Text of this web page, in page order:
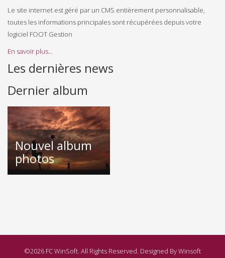
Le site internet est géré par un CMS entièrement personnalisable,
toutes les informations principales sont récupérées depuis votre
logiciel FOOT Gestion
En savoir plus...
Les dernières news
Dernier album
Nouvel album
photos
©2026 FC WinSoft. All Rights Reserved. Designed By Winsoft